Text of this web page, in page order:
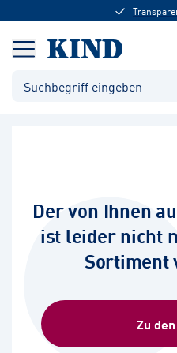
Der von Ihnen
ist leider nicht
Sortiment
Zu